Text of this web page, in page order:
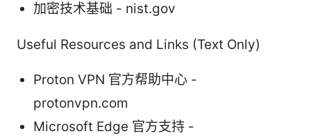
加密技术基础 - nist.gov
Useful Resources and Links (Text Only)
Proton VPN 官方帮助中心 -
protonvpn.com
Microsoft Edge 官方支持 -